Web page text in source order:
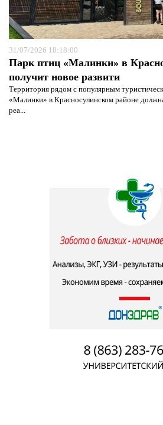
31/07/2026 18:18:00
Парк птиц «Малинки» в
получит новое развити
Территория рядом с популярным
«Малинки» в Красносулинском районе
реа...